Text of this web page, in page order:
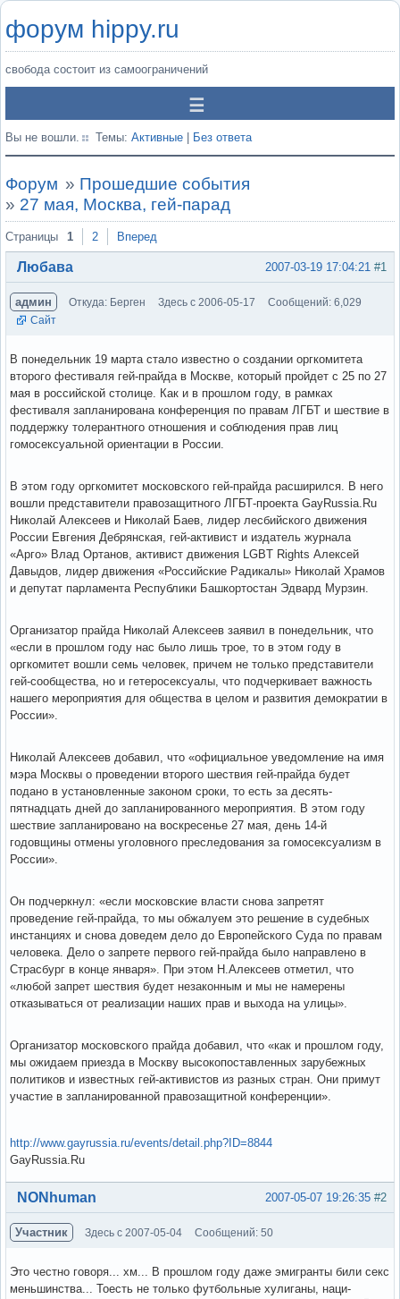
форум hippy.ru
свобода состоит из самоограничений
Вы не вошли. Темы: Активные Без ответа
Форум » Прошедшие события
» 27 мая, Москва, гей-парад
Страницы 1 2 Вперед
#1
2007-03-19 17:04:21
Любава
админ Откуда: Берген Здесь с 2006-05-17
Сообщений: 6,029
Сайт
В понедельник 19 марта стало известно о создании оргкомитета
второго фестиваля гей-прайда в Москве, который пройдет с 25 по 27
мая в российской столице. Как и в прошлом году, в рамках
фестиваля запланирована конференция по правам ЛГБТ и шествие в
поддержку толерантного отношения и соблюдения прав лиц
гомосексуальной ориентации в России.
В этом году оргкомитет московского гей-прайда расширился. В него
вошли представители правозащитного ЛГБТ-проекта GayRussia.Ru
Николай Алексеев и Николай Баев, лидер лесбийского движения
России Евгения Дебрянская, гей-активист и издатель журнала
«Арго» Влад Ортанов, активист движения LGBT Rights Алексей
Давыдов, лидер движения «Российские Радикалы» Николай Храмов
и депутат парламента Республики Башкортостан Эдвард Мурзин.
Организатор прайда Николай Алексеев заявил в понедельник, что
«если в прошлом году нас было лишь трое, то в этом году в
оргкомитет вошли семь человек, причем не только представители
гей-сообщества, но и гетеросексуалы, что подчеркивает важность
нашего мероприятия для общества в целом и развития демократии в
России».
Николай Алексеев добавил, что «официальное уведомление на имя
мэра Москвы о проведении второго шествия гей-прайда будет
подано в установленные законом сроки, то есть за десять-
пятнадцать дней до запланированного мероприятия. В этом году
шествие запланировано на воскресенье 27 мая, день 14-й
годовщины отмены уголовного преследования за гомосексуализм в
России».
Он подчеркнул: «если московские власти снова запретят
проведение гей-прайда, то мы обжалуем это решение в судебных
инстанциях и снова доведем дело до Европейского Суда по правам
человека. Дело о запрете первого гей-прайда было направлено в
Страсбург в конце января». При этом Н.Алексеев отметил, что
«любой запрет шествия будет незаконным и мы не намерены
отказываться от реализации наших прав и выхода на улицы».
Организатор московского прайда добавил, что «как и прошлом году,
мы ожидаем приезда в Москву высокопоставленных зарубежных
политиков и известных гей-активистов из разных стран. Они примут
участие в запланированной правозащитной конференции».
http://www.gayrussia.ru/events/detail.php?ID=8844
GayRussia.Ru
Вне форума #2
2007-05-07 19:26:35
NONhuman
Участник Здесь с 2007-05-04 Сообщений: 50
Это честно говоря... хм... В прошлом году даже эмигранты били секс
меньшинства... Тоесть не только футбольные хулиганы, наци-